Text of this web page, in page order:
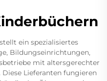
ein spezialisiertes
Bildungseinrichtungen,
mit altersgerechter
Lieferanten fungieren